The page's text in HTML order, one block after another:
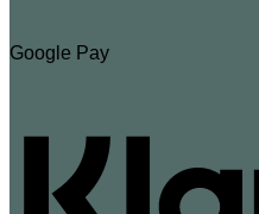
Google Pay